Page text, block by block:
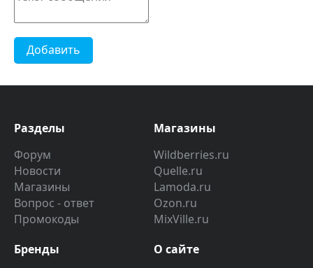
Добавить
Разделы
Форум
Новости
Магазины
Вопрос - ответ
Промокоды
Магазины
Wildberries.ru
Quelle.ru
Lamoda.ru
Ozon.ru
MixVille.ru
Бренды
О сайте